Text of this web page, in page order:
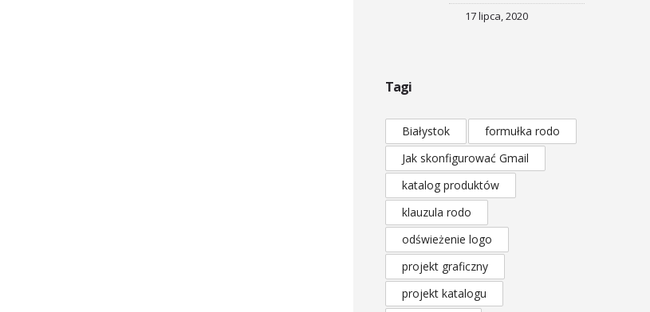
17 lipca, 2020
Tagi
Białystok
formułka rodo
Jak skonfigurować Gmail
katalog produktów
klauzula rodo
odświeżenie logo
projekt graficzny
projekt katalogu